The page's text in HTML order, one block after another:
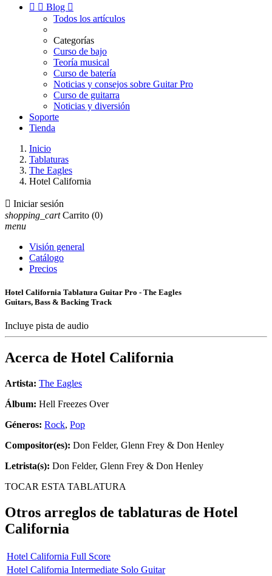
  Blog 
Todos los artículos
Categorías
Curso de bajo
Teoría musical
Curso de batería
Noticias y consejos sobre Guitar Pro
Curso de guitarra
Noticias y diversión
Soporte
Tienda
Inicio
Tablaturas
The Eagles
Hotel California
 Iniciar sesión
shopping_cart Carrito (0)
menu
Visión general
Catálogo
Precios
Hotel California Tablatura Guitar Pro - The Eagles
Guitars, Bass & Backing Track
Incluye pista de audio
Acerca de Hotel California
Artista: The Eagles
Álbum: Hell Freezes Over
Géneros: Rock, Pop
Compositor(es): Don Felder, Glenn Frey & Don Henley
Letrista(s): Don Felder, Glenn Frey & Don Henley
TOCAR ESTA TABLATURA
Otros arreglos de tablaturas de Hotel
California
Hotel California Full Score
Hotel California Intermediate Solo Guitar